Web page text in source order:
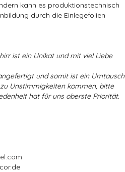
kann es produktionstechnisch
durch die Einlegefolien
ist ein Unikat und mit viel Liebe
und somit ist ein Umtausch
Unstimmigkeiten kommen, bitte
hat für uns oberste Priorität.